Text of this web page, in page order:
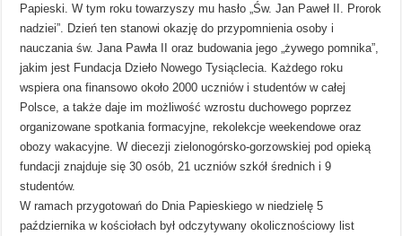
Papieski. W tym roku towarzyszy mu hasło „Św. Jan Paweł II. Prorok
nadziei”. Dzień ten stanowi okazję do przypomnienia osoby i
nauczania św. Jana Pawła II oraz budowania jego „żywego pomnika”,
jakim jest Fundacja Dzieło Nowego Tysiąclecia. Każdego roku
wspiera ona finansowo około 2000 uczniów i studentów w całej
Polsce, a także daje im możliwość wzrostu duchowego poprzez
organizowane spotkania formacyjne, rekolekcje weekendowe oraz
obozy wakacyjne. W diecezji zielonogórsko-gorzowskiej pod opieką
fundacji znajduje się 30 osób, 21 uczniów szkół średnich i 9
studentów.
W ramach przygotowań do Dnia Papieskiego w niedzielę 5
października w kościołach był odczytywany okolicznościowy list